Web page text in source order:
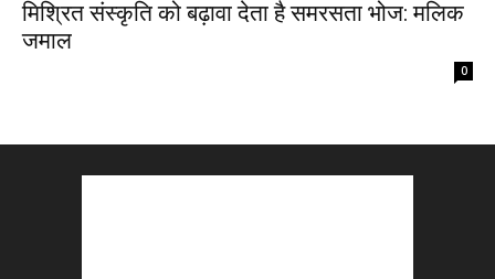
मिश्रित संस्कृति को बढ़ावा देता है समरसता भोज: मलिक
जमाल
0